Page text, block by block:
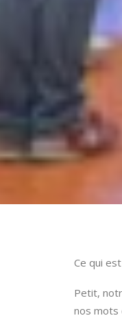
Ce qui
Petit,
nos mots